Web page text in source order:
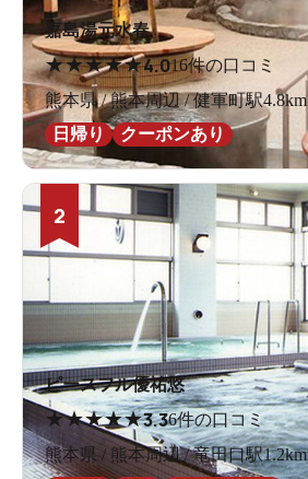
嘉島湯元水春
★★★★★4.016件の口コミ
熊本県 / 熊本周辺 / 健軍町駅4.8km
日帰り
クーポンあり
2
ピースフル優祐悠
★★★★★3.36件の口コミ
熊本県 / 熊本周辺 / 竜田口駅1.2km